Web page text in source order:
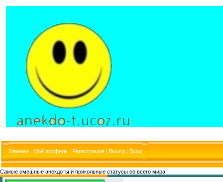
Главная | Мой профиль | Регистрация | Выход | Вход
Самые смешные анекдоты и прикольные статусы со всего мира